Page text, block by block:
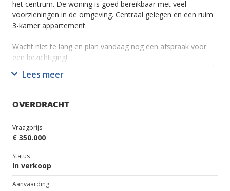
het centrum. De woning is goed bereikbaar met veel
voorzieningen in de omgeving. Centraal gelegen en een ruim
3-kamer appartement.
Wacht niet te lang en plan vandaag nog een afspraak voor
een bezichtiging!
beeld van deze geweldige woning te geven. Dit is gedaan
woning met plattegronden. Echter zijn wij van mening dat een
ervaren. Kom daarom langs en ervaar de woning zelf!
De woning bevindt zich op de tweede verdieping.
Entree; bij entree heb je aan de rechterhand de woonkamer
en eetkamer.
Bij de woonkamer heb je een grote raampartij met een deur
naar het balkon met prachtig uitzicht.
Lees meer
OVERDRACHT
Vraagprijs
€ 350.000
Status
In verkoop
Aanvaarding